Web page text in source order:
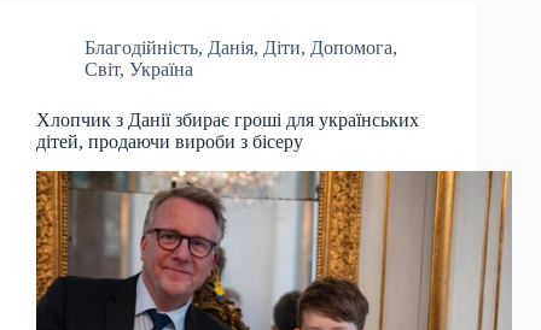
Благодійність, Данія, Діти, Допомога,
Світ, Україна
Хлопчик з Данії збирає гроші для українських
дітей, продаючи вироби з бісеру